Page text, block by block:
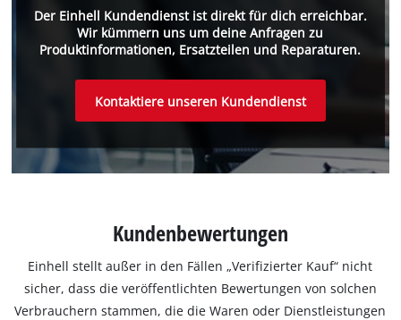
Der Einhell Kundendienst ist direkt für dich erreichbar.
Wir kümmern uns um deine Anfragen zu
Produktinformationen, Ersatzteilen und Reparaturen.
Kontaktiere unseren Kundendienst
Kundenbewertungen
Einhell stellt außer in den Fällen „Verifizierter Kauf“ nicht
sicher, dass die veröffentlichten Bewertungen von solchen
Verbrauchern stammen, die die Waren oder Dienstleistungen